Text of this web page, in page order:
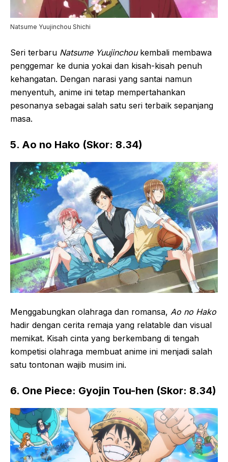
Natsume Yuujinchou Shichi
Seri terbaru Natsume Yuujinchoukembali membawa
penggemar ke dunia yokai dan kisah-kisah penuh
kehangatan. Dengan narasi yang santai namun
menyentuh, anime ini tetap mempertahankan
pesonanya sebagai salah satu seri terbaik sepanjang
masa.
5. Ao no Hako (Skor: 8.34)
Menggabungkan olahraga dan romansa, Ao no Hako
hadir dengan cerita remaja yang relatable dan visual
memikat. Kisah cinta yang berkembang di tengah
kompetisi olahraga membuat anime ini menjadi salah
satu tontonan wajib musim ini.
6. One Piece: Gyojin Tou-hen (Skor: 8.34)